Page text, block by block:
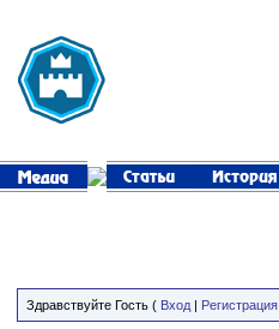
Здравствуйте Гость ( Вход | Регистрация